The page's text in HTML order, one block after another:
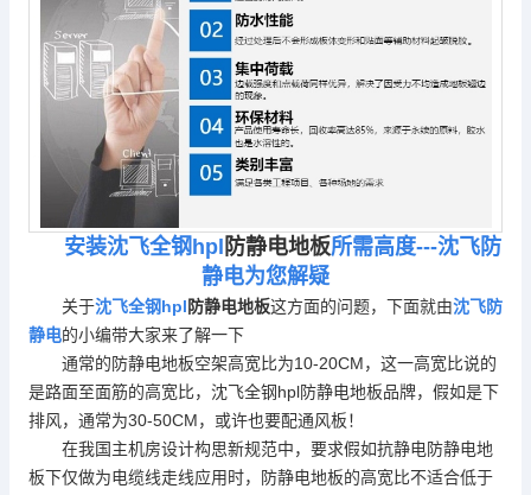
安装沈飞全钢hpl 防静电地板所需高度---沈飞防
静电为您解疑
关于沈飞全钢hpl防静电地板这方面的问题，下面就由沈飞防
静电的小编带大家来了解一下
通常的防静电地板空架高宽比为10-20CM，这一高宽比说的
是路面至面筋的高宽比，沈飞全钢hpl防静电地板品牌，假如是下
排风，通常为30-50CM，或许也要配通风板！
在我国主机房设计构思新规范中，要求假如抗静电防静电地
板下仅做为电缆线走线应用时， 防静电地板的高宽比不适合低于